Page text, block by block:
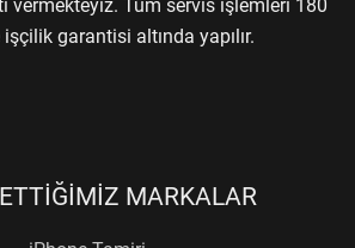
vermekteyiz. Tüm servis işlemleri 180
garantisi altında yapılır.
MARKALAR